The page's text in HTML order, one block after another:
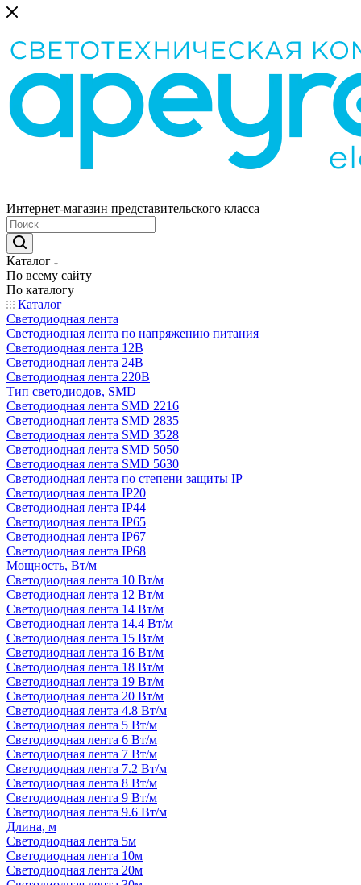
Интернет-магазин представительского класса
Каталог
По всему сайту
По каталогу
Каталог
Светодиодная лента
Светодиодная лента по напряжению питания
Светодиодная лента 12В
Светодиодная лента 24В
Светодиодная лента 220В
Тип светодиодов, SMD
Cветодиодная лента SMD 2216
Светодиодная лента SMD 2835
Светодиодная лента SMD 3528
Светодиодная лента SMD 5050
Светодиодная лента SMD 5630
Светодиодная лента по степени защиты IP
Светодиодная лента IP20
Светодиодная лента IP44
Светодиодная лента IP65
Светодиодная лента IP67
Светодиодная лента IP68
Мощность, Вт/м
Светодиодная лента 10 Вт/м
Светодиодная лента 12 Вт/м
Светодиодная лента 14 Вт/м
Светодиодная лента 14.4 Вт/м
Светодиодная лента 15 Вт/м
Светодиодная лента 16 Вт/м
Светодиодная лента 18 Вт/м
Светодиодная лента 19 Вт/м
Светодиодная лента 20 Вт/м
Светодиодная лента 4.8 Вт/м
Светодиодная лента 5 Вт/м
Светодиодная лента 6 Вт/м
Светодиодная лента 7 Вт/м
Светодиодная лента 7.2 Вт/м
Светодиодная лента 8 Вт/м
Светодиодная лента 9 Вт/м
Светодиодная лента 9.6 Вт/м
Длина, м
Светодиодная лента 5м
Светодиодная лента 10м
Светодиодная лента 20м